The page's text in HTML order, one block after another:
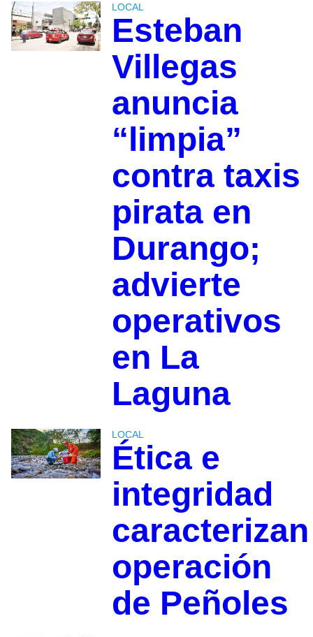
LOCAL
Esteban
Villegas
anuncia
“limpia”
contra taxis
pirata en
Durango;
advierte
operativos
en La
Laguna
LOCAL
Ética e
integridad
caracterizan
operación
de Peñoles